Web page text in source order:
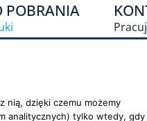
POBRANIA
Godz.
nią, dzięki czemu możemy
analitycznych) tylko wtedy, gdy